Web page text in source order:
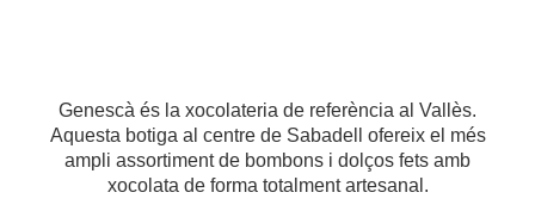
Genescà és la xocolateria de referència al Vallès.
Aquesta botiga al centre de Sabadell ofereix el més
ampli assortiment de bombons i dolços fets amb
xocolata de forma totalment artesanal.